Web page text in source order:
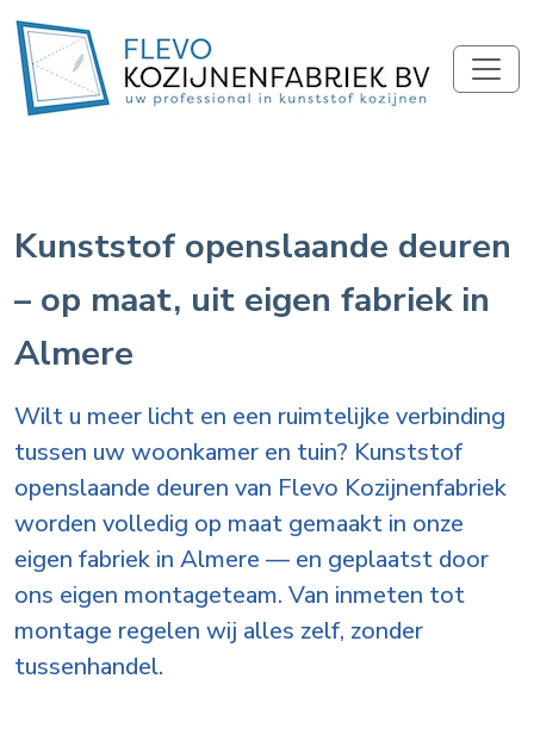
Kunststof openslaande deuren
– op maat, uit eigen fabriek in
Almere
Wilt u meer licht en een ruimtelijke verbinding
tussen uw woonkamer en tuin? Kunststof
openslaande deuren van Flevo Kozijnenfabriek
worden volledig op maat gemaakt in onze
eigen fabriek in Almere — en geplaatst door
ons eigen montageteam. Van inmeten tot
montage regelen wij alles zelf, zonder
tussenhandel.